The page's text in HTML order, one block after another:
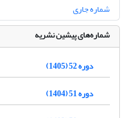
شماره جاری
شماره‌های پیشین نشریه
دوره 52 (1405)
دوره 51 (1404)